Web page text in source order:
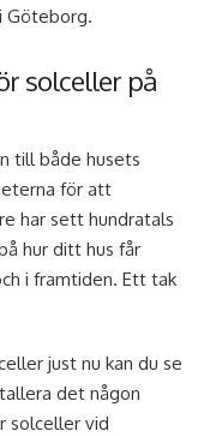
Göteborg.
solceller på
till både husets
för att
har sett hundratals
hur ditt hus får
i framtiden. Ett tak
just nu kan du se
det någon
solceller vid